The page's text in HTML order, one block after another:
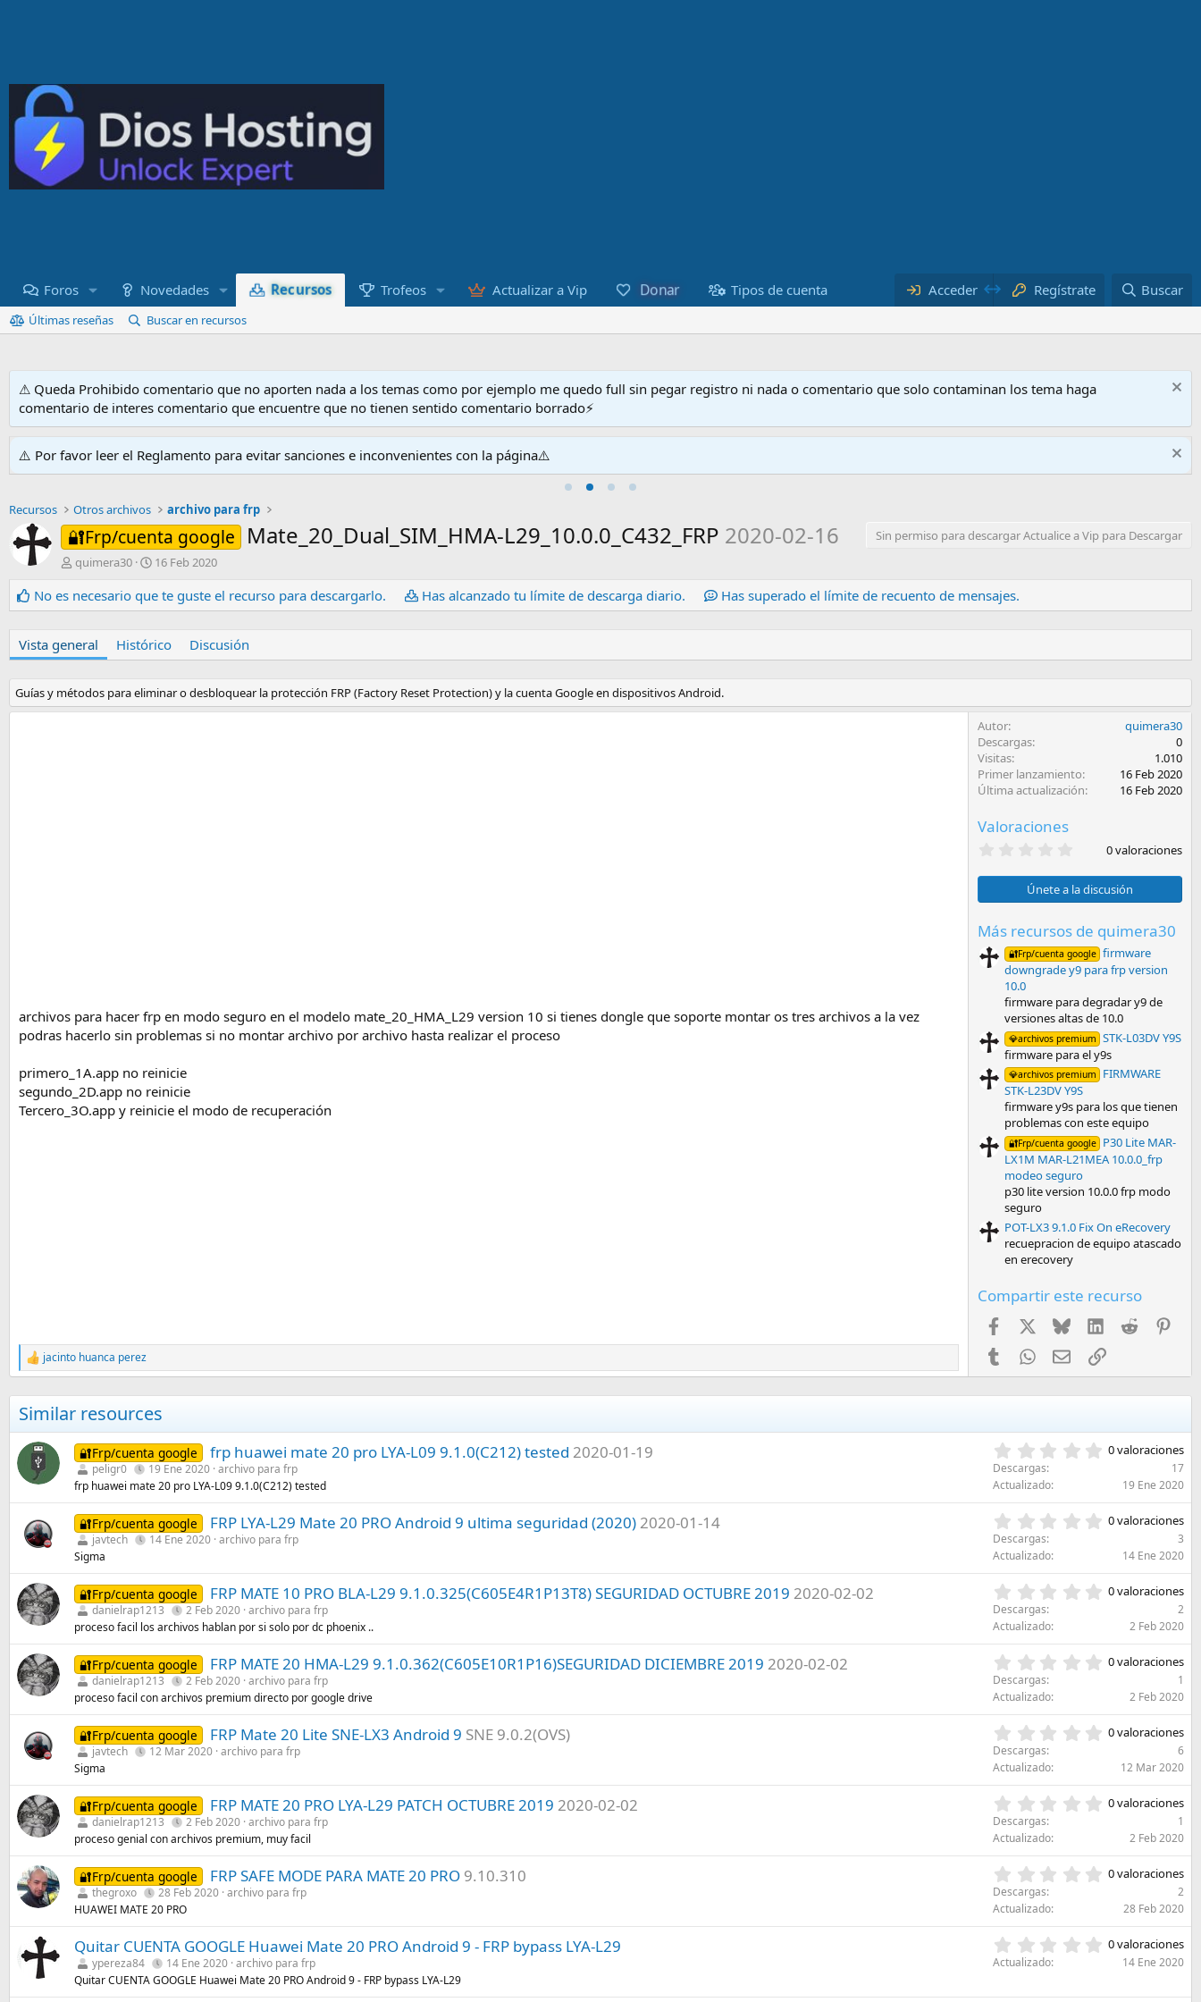
Foros Novedades Recursos Trofeos Actualizar a Vip Donar Tipos de cuenta Acceder Regístrate Buscar
Últimas reseñas Buscar en recursos
⚠ Queda Prohibido comentario que no aporten nada a los temas como por ejemplo me quedo full sin pegar registro ni nada o comentario que solo contaminan los tema haga
comentario de interes comentario que encuentre que no tienen sentido comentario borrado⚡
⚠️ Por favor leer el Reglamento para evitar sanciones e inconvenientes con la página⚠️
Recursos Otros archivos archivo para frp
🔐Frp/cuenta google Mate_20_Dual_SIM_HMA-L29_10.0.0_C432_FRP 2020-02-16
Sin permiso para descargar Actualice a Vip para Descargar
A
t
o
quimera30
F
c
h
d
e
r
e
16 Feb 2020
No es necesario que te guste el recurso para descargarlo. Has alcanzado tu límite de descarga diario. Has superado el límite de recuento de mensajes.
Vista general Histórico Discusión
Guías y métodos para eliminar o desbloquear la protección FRP (Factory Reset Protection) y la cuenta Google en dispositivos Android.
archivos para hacer frp en modo seguro en el modelo mate_20_HMA_L29 version 10 si tienes dongle que soporte montar os tres archivos a la vez
podras hacerlo sin problemas si no montar archivo por archivo hasta realizar el proceso
primero_1A.app no reinicie
segundo_2D.app no reinicie
Tercero_3O.app y reinicie el modo de recuperación
R
e
c
c
i
o
e
:
jacinto huanca perez
Autor
quimera30
Descargas
0
Visitas
1.010
Primer lanzamiento
16 Feb 2020
Última actualización
16 Feb 2020
Valoraciones
0
0
e
t
r
e
l
(
s
)
0 valoraciones
Únete a la discusión
Más recursos de quimera30
🔐Frp/cuenta google firmware
downgrade y9 para frp version
10.0
firmware para degradar y9 de
versiones altas de 10.0
💎archivos premium STK-L03DV Y9S
firmware para el y9s
💎archivos premium
FIRMWARE
STK-L23DV Y9S
firmware y9s para los que tienen
problemas con este equipo
🔐Frp/cuenta google P30 Lite MAR-
LX1M MAR-L21MEA 10.0.0_frp
modeo seguro
p30 lite version 10.0.0 frp modo
seguro
POT-LX3 9.1.0 Fix On eRecovery
recuepracion de equipo atascado
en erecovery
Compartir este recurso
Facebook Bluesky LinkedInReddit
TumblrWhatsApp
EmailEnlace
Similar resources
🔐Frp/cuenta google frp huawei mate 20 pro LYA-L09 9.1.0(C212) tested 2020-01-19
peligr0 19 Ene 2020 archivo para frp
frp huawei mate 20 pro LYA-L09 9.1.0(C212) tested
0
0
e
s
e
(
s
0 valoraciones
Descargas
17
Actualizado
19 Ene 2020
🔐Frp/cuenta google FRP LYA-L29 Mate 20 PRO Android 9 ultima seguridad (2020) 2020-01-14
javtech 14 Ene 2020 archivo para frp
Sigma
0
0
e
s
e
(
s
0 valoraciones
Descargas
3
Actualizado
14 Ene 2020
🔐Frp/cuenta google FRP MATE 10 PRO BLA-L29 9.1.0.325(C605E4R1P13T8) SEGURIDAD OCTUBRE 2019 2020-02-02
danielrap1213 2 Feb 2020 archivo para frp
proceso facil los archivos hablan por si solo por dc phoenix ..
0
0
e
s
e
(
s
0 valoraciones
Descargas
2
Actualizado
2 Feb 2020
🔐Frp/cuenta google FRP MATE 20 HMA-L29 9.1.0.362(C605E10R1P16)SEGURIDAD DICIEMBRE 2019 2020-02-02
danielrap1213 2 Feb 2020 archivo para frp
proceso facil con archivos premium directo por google drive
0
0
e
s
e
(
s
0 valoraciones
Descargas
1
Actualizado
2 Feb 2020
🔐Frp/cuenta google FRP Mate 20 Lite SNE-LX3 Android 9 SNE 9.0.2(OVS)
javtech 12 Mar 2020 archivo para frp
Sigma
0
0
e
s
e
(
s
0 valoraciones
Descargas
6
Actualizado
12 Mar 2020
🔐Frp/cuenta google FRP MATE 20 PRO LYA-L29 PATCH OCTUBRE 2019 2020-02-02
danielrap1213 2 Feb 2020 archivo para frp
proceso genial con archivos premium, muy facil
0
0
e
s
e
(
0 valoraciones
Descargas
1
Actualizado
2 Feb 2020
🔐Frp/cuenta google FRP SAFE MODE PARA MATE 20 PRO 9.10.310
thegroxo 28 Feb 2020 archivo para frp
HUAWEI MATE 20 PRO
0
0
e
s
0 valoraciones
Descargas
2
Actualizado
28 Feb 2020
Quitar CUENTA GOOGLE Huawei Mate 20 PRO Android 9 - FRP bypass LYA-L29
ypereza84 14 Ene 2020 archivo para frp
Quitar CUENTA GOOGLE Huawei Mate 20 PRO Android 9 - FRP bypass LYA-L29
0
0
0 valoraciones
Actualizado 14 Ene 2020